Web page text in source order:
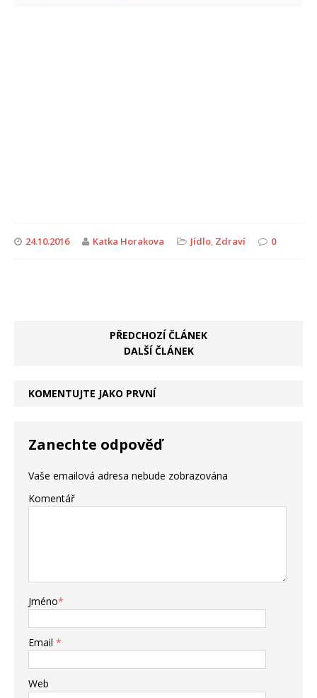
24.10.2016 Katka Horakova Jídlo, Zdraví 0
PŘEDCHOZÍ ČLÁNEK
DALŠÍ ČLÁNEK
KOMENTUJTE JAKO PRVNÍ
Zanechte odpověď
Vaše emailová adresa nebude zobrazována
Komentář
Jméno*
Email *
Web